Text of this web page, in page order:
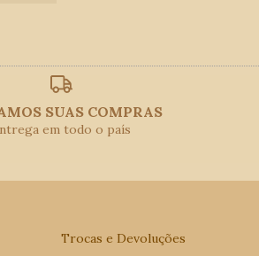
SUAS COMPRAS
em todo o país
Trocas e Devoluções